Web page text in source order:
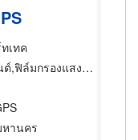
เทค
งรถยนต์,กระจกรถ 24 ชม.
หานคร